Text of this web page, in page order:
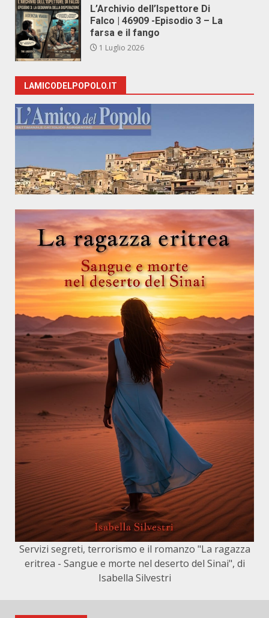
L’Archivio dell’Ispettore Di
Falco | 46909 -Episodio 3 – La
farsa e il fango
1 Luglio 2026
LAMICODELPOPOLO.IT
Servizi segreti, terrorismo e il romanzo "La ragazza
eritrea - Sangue e morte nel deserto del Sinai", di
Isabella Silvestri